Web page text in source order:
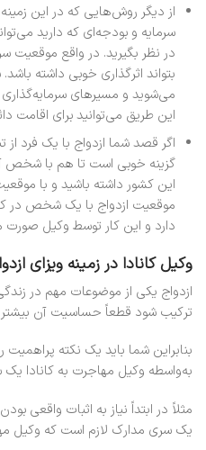
از دیگر روش‌هایی که در این
سرمایه و بودجه‌ای که دارید
در نظر بگیرید. در واقع موقعیت
بتواند اثرگذاری خوبی داشته
می‌شوید و مسیرهای سرمایه‌گذاری
این طریق می‌توانید برای اقامت
اگر قصد شما ازدواج با یک فرد از
گزینه خوبی است تا هم با شخص
این کشور داشته باشید و با
موقعیت ازدواج با یک شخص در
دارد و این کار توسط وکیل صورت
وکیل کانادا در زمینه ویزای
ازدواج یکی از موضوعات مهم در
ترکیب شود قطعاً حساسیت آن
بنابراین شما باید یک نکته پراهمیت
به‌واسطه وکیل مهاجرت به کانادا
مثلاً در ابتداً نیاز به اثبات واقعی
یک سری مدارک لازم است که وکیل